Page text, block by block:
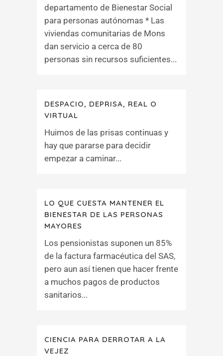
departamento de Bienestar Social
para personas autónomas * Las
viviendas comunitarias de Mons
dan servicio a cerca de 80
personas sin recursos suficientes...
DESPACIO, DEPRISA, REAL O
VIRTUAL
Huimos de las prisas continuas y
hay que pararse para decidir
empezar a caminar...
LO QUE CUESTA MANTENER EL
BIENESTAR DE LAS PERSONAS
MAYORES
Los pensionistas suponen un 85%
de la factura farmacéutica del SAS,
pero aun así tienen que hacer frente
a muchos pagos de productos
sanitarios...
CIENCIA PARA DERROTAR A LA
VEJEZ